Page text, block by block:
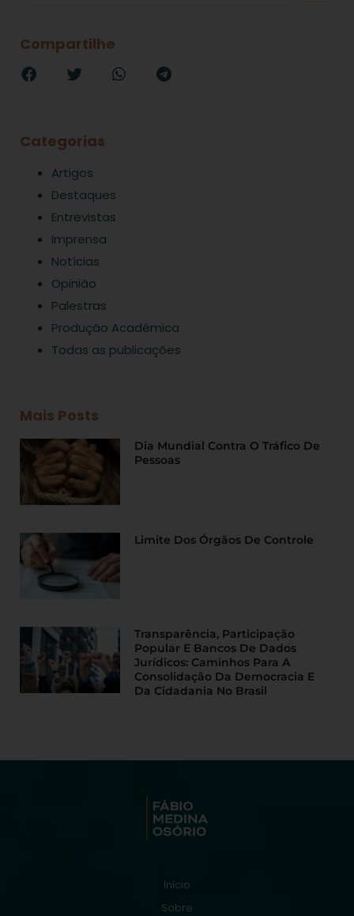
Compartilhe
Categorias
Artigos
Destaques
Entrevistas
Imprensa
Notícias
Opinião
Palestras
Produção Acadêmica
Todas as publicações
Mais Posts
Dia Mundial Contra O Tráfico De
Pessoas
Limite Dos Órgãos De Controle
Transparência, Participação
Popular E Bancos De Dados
Jurídicos: Caminhos Para A
Consolidação Da Democracia E
Da Cidadania No Brasil
Início
Sobre